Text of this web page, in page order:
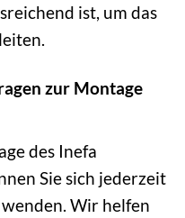
ist, um das
zur Montage
des Inefa
Sie sich jederzeit
Wir helfen